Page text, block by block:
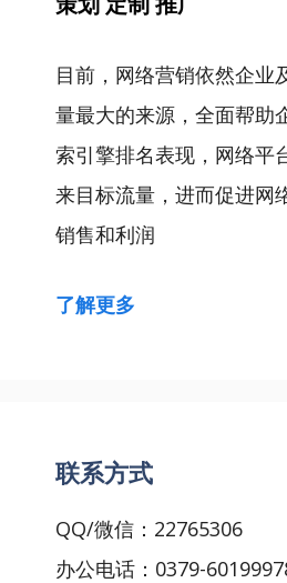
目前，网络营销依然企业
量最大的来源，全面帮助
索引擎排名表现，网络平
来目标流量，进而促进网
销售和利润
了解更多
联系方式
QQ/微信：22765306
办公电话：0379-